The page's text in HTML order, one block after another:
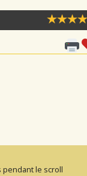
pendant le scroll